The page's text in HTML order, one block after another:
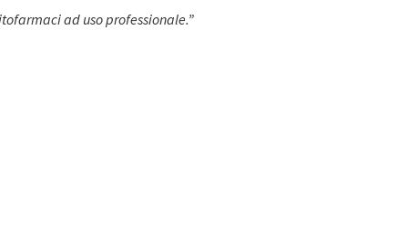
ad uso professionale.”